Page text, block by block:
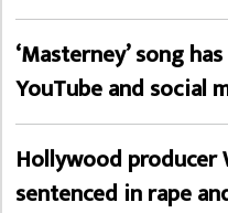
‘Masterney’ song
YouTube and social
Hollywood
sentenced in rape